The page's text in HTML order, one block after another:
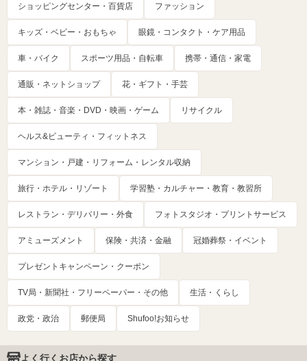
ショッピングセンター・百貨店 ファッション
キッズ・ベビー・おもちゃ 眼鏡・コンタクト・ケア用品
車・バイク スポーツ用品・自転車 携帯・通信・家電
通販・ネットショップ 花・ギフト・手芸
本・雑誌・音楽・DVD・映画・ゲーム リサイクル
ヘルス&ビューティ・フィットネス
マンション・戸建・リフォーム・レンタル収納
旅行・ホテル・リゾート 学習塾・カルチャー・教育・教習所
レストラン・デリバリー・外食 フォトスタジオ・プリントサービス
アミューズメント 保険・共済・金融 冠婚葬祭・イベント
プレゼントキャンペーン・クーポン
TV局・新聞社・フリーペーパー・その他 生活・くらし
政党・政治 郵便局 Shufoo!お知らせ
よく行くお店から探す